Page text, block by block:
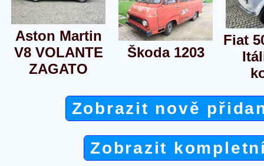
Aston Martin
V8 VOLANTE
ZAGATO
Škoda 1203
Fiat
Zobrazit nově
Zobrazit